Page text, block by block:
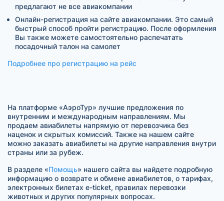
предлагают не все авиакомпании
Онлайн-регистрация на сайте авиакомпании. Это самый
быстрый способ пройти регистрацию. После оформления
Вы также можете самостоятельно распечатать
посадочный талон на самолет
Подробнее про регистрацию на рейс
На платформе «АэроТур» лучшие предложения по
внутренним и международным направлениям. Мы
продаем авиабилеты напрямую от перевозчика без
наценок и скрытых комиссий. Также на нашем сайте
можно заказать авиабилеты на другие направления внутри
страны или за рубеж.
В разделе «Помощь» нашего сайта вы найдете подробную
информацию о возврате и обмене авиабилетов, о тарифах,
электронных билетах e-ticket, правилах перевозки
животных и других популярных вопросах.